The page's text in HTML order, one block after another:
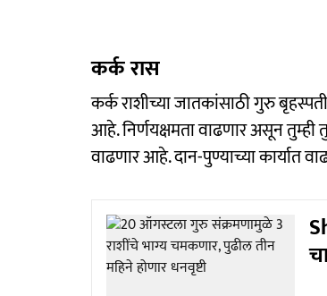
कर्क रास
कर्क राशीच्या जातकांसाठी गुरु
आहे. निर्णयक्षमता वाढणार असून तुम्ही
वाढणार आहे. दान-पुण्याच्या कार्यात